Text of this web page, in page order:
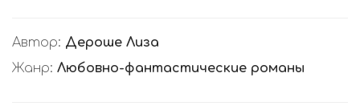
Автор: Дероше Лиза
Жанр: Любовно-фантастические романы